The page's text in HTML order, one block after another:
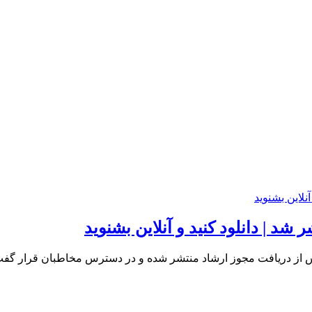
| دانلود کنید و آنلاین بشنوید
دریافت مجوز ارشاد منتشر شده و در دسترس مخاطبان قرار